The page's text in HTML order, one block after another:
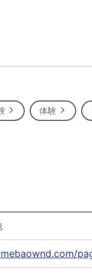
体験